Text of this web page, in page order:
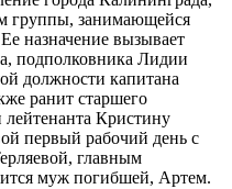
группы, занимающейся
назначение вызывает
подполковника Лидии
должности капитана
ранит старшего
Кристину
первый рабочий день с
главным
муж погибшей, Артем.